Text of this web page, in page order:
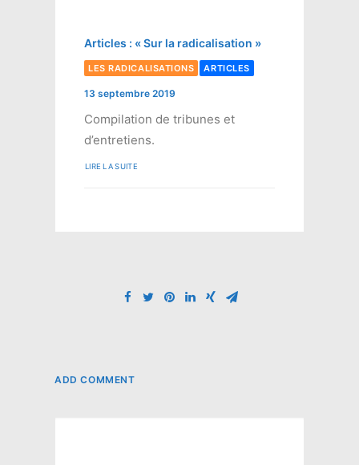
Articles : « Sur la radicalisation »
LES RADICALISATIONS ARTICLES
13 septembre 2019
Compilation de tribunes et
d’entretiens.
LIRE LA SUITE
ADD COMMENT